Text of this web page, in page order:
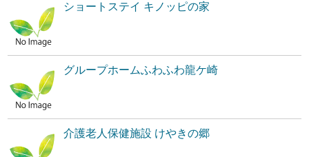
ショートステイ キノッピの家
グループホームふわふわ龍ケ崎
介護老人保健施設 けやきの郷